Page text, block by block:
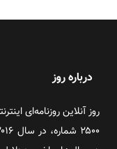
درباره روز